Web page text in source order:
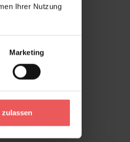
Ihrer Nutzung
Marketing
zulassen